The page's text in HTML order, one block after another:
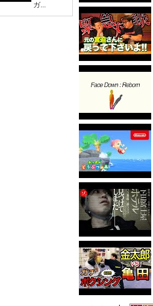
ガ...